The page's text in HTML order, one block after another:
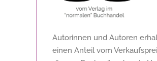
Autorinnen und Autoren
einen Anteil vom